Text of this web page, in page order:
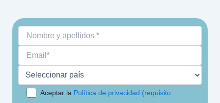
Aceptar la Política de privacidad (requisito